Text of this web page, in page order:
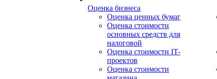
Оценка бизнеса
Оценка ценных бумаг
Оценка стоимости
основных средств для
налоговой
Оценка стоимости IT-
проектов
Оценка стоимости